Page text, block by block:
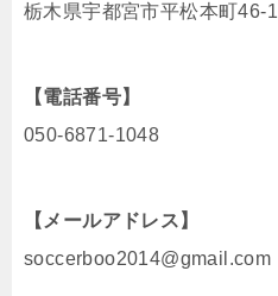
栃木県宇都宮市平松本町46-1
【電話番号】
050-6871-1048
【メールアドレス】
soccerboo2014@gmail.com